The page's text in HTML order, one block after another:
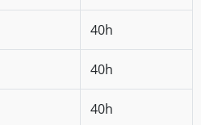
40h
40h
40h